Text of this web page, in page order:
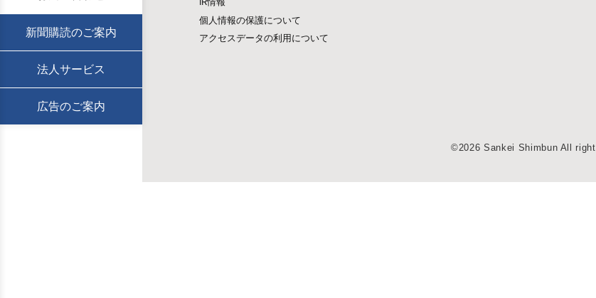
新聞購読のご案内
法人サービス
広告のご案内
個人情報の保護について
アクセスデータの利用について
©2026 Sankei Shimbun All